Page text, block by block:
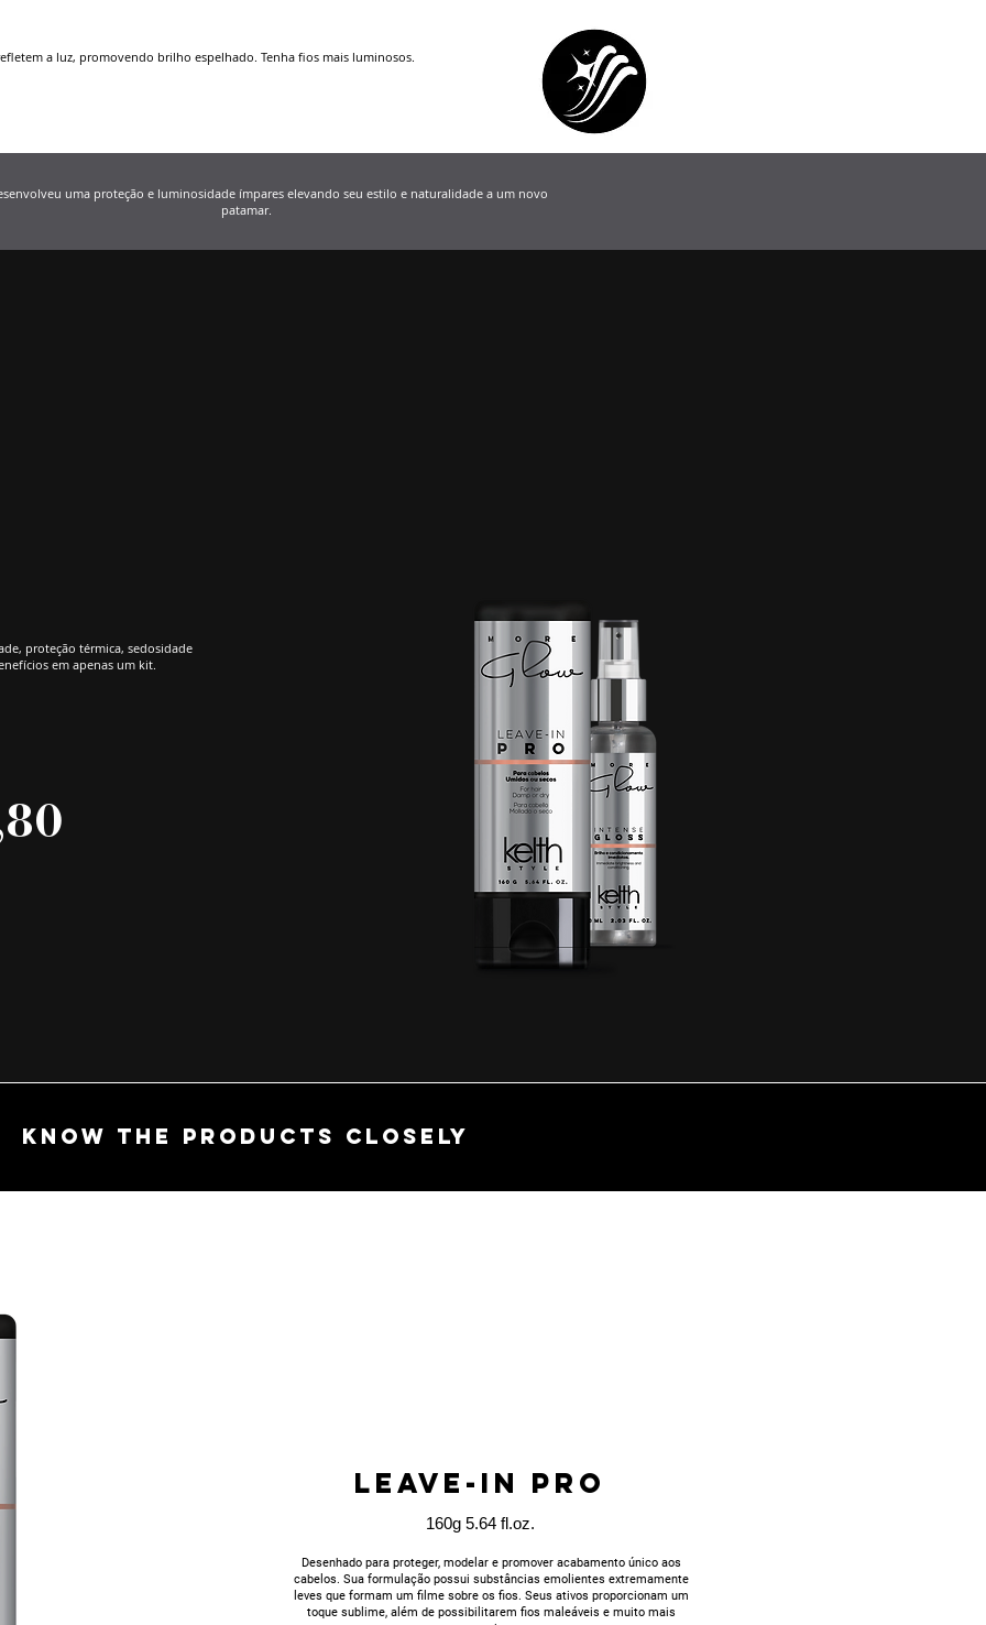
a luz, promovendo brilho espelhado. Tenha fios mais luminosos.
proteção térmica, sedosidade
em apenas um kit.
uma proteção e luminosidade ímpares elevando seu estilo e naturalidade a um novo
patamar.
KNOW THE PRODUCTS CLOSELY
LEAVE-IN PRO
160g 5.64 fl.oz.
Desenhado para proteger, modelar e promover acabamento único aos
cabelos. Sua formulação possui substâncias emolientes extremamente
leves que formam um filme sobre os fios. Seus ativos proporcionam um
toque sublime, além de possibilitarem fios maleáveis e muito mais